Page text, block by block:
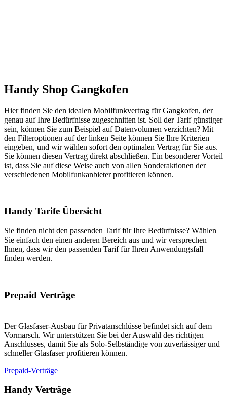
Handy Shop Gangkofen
Hier finden Sie den idealen Mobilfunkvertrag für Gangkofen, der
genau auf Ihre Bedürfnisse zugeschnitten ist. Soll der Tarif günstiger
sein, können Sie zum Beispiel auf Datenvolumen verzichten? Mit
den Filteroptionen auf der linken Seite können Sie Ihre Kriterien
eingeben, und wir wählen sofort den optimalen Vertrag für Sie aus.
Sie können diesen Vertrag direkt abschließen. Ein besonderer Vorteil
ist, dass Sie auf diese Weise auch von allen Sonderaktionen der
verschiedenen Mobilfunkanbieter profitieren können.
Handy Tarife Übersicht
Sie finden nicht den passenden Tarif für Ihre Bedürfnisse? Wählen
Sie einfach den einen anderen Bereich aus und wir versprechen
Ihnen, dass wir den passenden Tarif für Ihren Anwendungsfall
finden werden.
Prepaid Verträge
Der Glasfaser-Ausbau für Privatanschlüsse befindet sich auf dem
Vormarsch. Wir unterstützen Sie bei der Auswahl des richtigen
Anschlusses, damit Sie als Solo-Selbständige von zuverlässiger und
schneller Glasfaser profitieren können.
Prepaid-Verträge
Handy Verträge